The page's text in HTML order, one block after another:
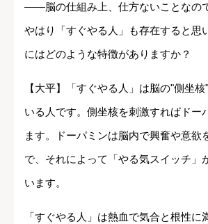
――脳の仕組み上、仕方ないことなの
やはり「すぐやる人」も存在すると思
にはどのような特徴がありますか？
【大平】「すぐやる人」は脳の"側坐
いる人です。側坐核を刺激すればドー
ます。ドーパミンは脳内で興奮や意欲
で、それによって「やる気スイッチ」
います。
「すぐやる人」は熱血で気合と根性に